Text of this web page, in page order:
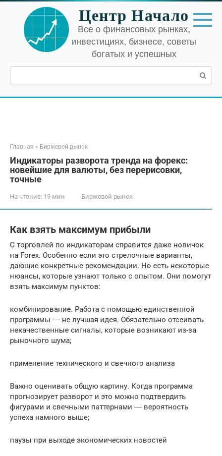
Перейти
контенту
Центр Начало
Все о финансовых рынках,
инвестициях, бизнесе, советы
богатых и успешных
Поиск:
Главная » Биржевой рынок
Индикаторы разворота тренда на форекс:
новейшие для валюты, без перерисовки,
точные
На чтение: 19 мин Биржевой рынок
Как взять максимум прибыли
С торговлей по индикаторам справится даже новичок
на Forex. Особенно если это стрелочные варианты,
дающие конкретные рекомендации. Но есть некоторые
нюансы, которые узнают только с опытом. Они помогут
взять максимум пунктов:
комбинирование. Работа с помощью единственной
программы ― не лучшая идея. Обязательно отсеивать
некачественные сигналы, которые возникают из-за
рыночного шума;
применение технического и свечного анализа
Важно оценивать общую картину. Когда программа
прогнозирует разворот и это можно подтвердить
фигурами и свечными паттернами ― вероятность
успеха намного выше;
паузы при выходе экономических новостей